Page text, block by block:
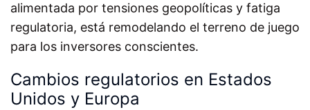
alimentada por tensiones geopolíticas y fatiga
regulatoria, está remodelando el terreno de juego
para los inversores conscientes.
Cambios regulatorios en Estados
Unidos y Europa